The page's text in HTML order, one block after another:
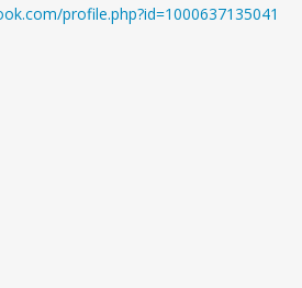
profile.php?id=1000637135041